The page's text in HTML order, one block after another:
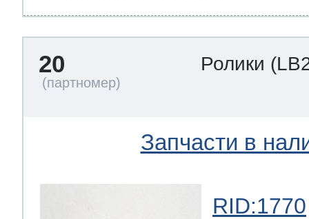
20 Ролики
Запчасти в
RID:1770